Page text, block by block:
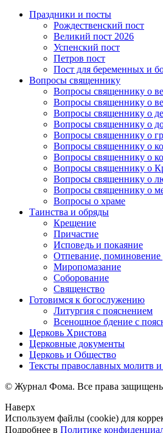
Праздники и посты
Рождественский пост
Великий пост 2026
Успенский пост
Петров пост
Пост для беременных и
Вопросы священнику
Вопросы священнику о
Вопросы священнику о
Вопросы священнику о
Вопросы священнику о
Вопросы священнику о
Вопросы священнику о
Вопросы священнику о
Вопросы священнику о
Вопросы священнику о
Вопросы священнику о
Вопросы о храме
Таинства и обряды
Крещение
Причастие
Исповедь и покаяние
Отпевание,
Миропомазание
Соборование
Священство
Готовимся к богослужению
Литургия с пояснением
Всенощное бдение с
Церковь Христова
Церковные документы
Церковь и Общество
Тексты православных молитв
© Журнал Фома. Все права
Наверх
Используем файлы (cookie) для
Подробнее в Политике